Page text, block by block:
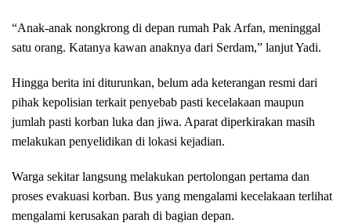
“Anak-anak nongkrong di depan rumah Pak Arfan, meninggal
satu orang. Katanya kawan anaknya dari Serdam,” lanjut Yadi.
Hingga berita ini diturunkan, belum ada keterangan resmi dari
pihak kepolisian terkait penyebab pasti kecelakaan maupun
jumlah pasti korban luka dan jiwa. Aparat diperkirakan masih
melakukan penyelidikan di lokasi kejadian.
Warga sekitar langsung melakukan pertolongan pertama dan
proses evakuasi korban. Bus yang mengalami kecelakaan terlihat
mengalami kerusakan parah di bagian depan.